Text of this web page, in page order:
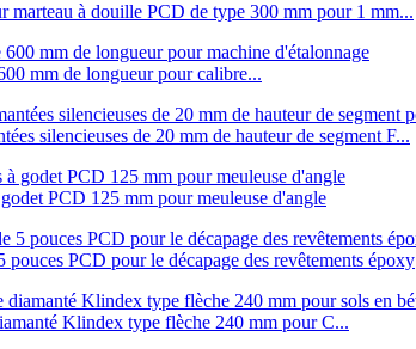
marteau à douille PCD de type 300 mm pour 1 mm...
mm de longueur pour calibre...
silencieuses de 20 mm de hauteur de segment F...
PCD 125 mm pour meuleuse d'angle
pouces PCD pour le décapage des revêtements époxy
Klindex type flèche 240 mm pour C...